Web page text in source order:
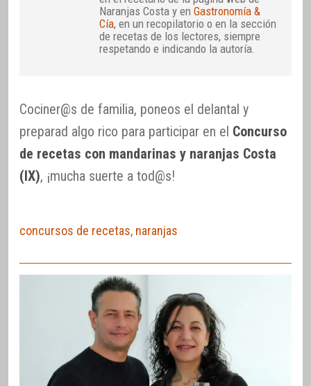
Naranjas Costa y enGastronomía &
Cía, en un recopilatorio o en la sección
de recetas de los lectores, siempre
respetando e indicando la autoría.
Cociner@s de familia, poneos el delantal y
preparad algo rico para participar en el Concurso
de recetas con mandarinas y naranjas Costa
(IX), ¡mucha suerte a tod@s!
concursos de recetas, naranjas